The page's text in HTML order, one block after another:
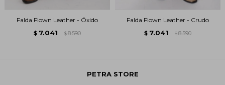
Falda Flown Leather - Óxido
$ 7.041 $ 8.590
Falda Flown Leather - Crudo
$ 7.041 $ 8.590
PETRA STORE